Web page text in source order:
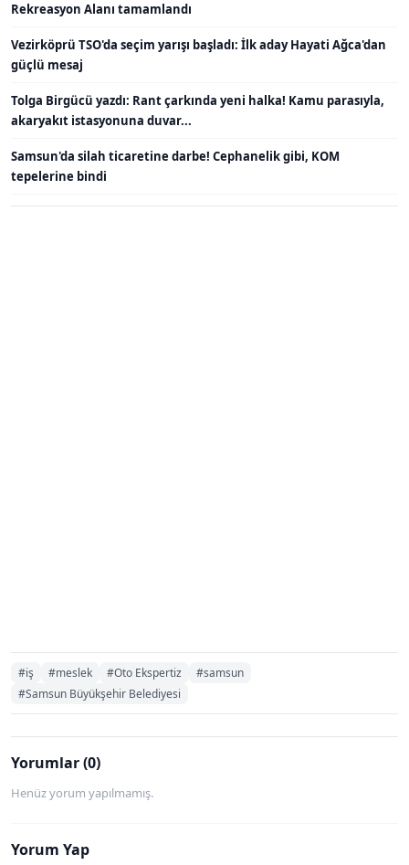
Rekreasyon Alanı tamamlandı
Vezirköprü TSO'da seçim yarışı başladı: İlk aday Hayati Ağca'dan
güçlü mesaj
Tolga Birgücü yazdı: Rant çarkında yeni halka! Kamu parasıyla,
akaryakıt istasyonuna duvar...
Samsun'da silah ticaretine darbe! Cephanelik gibi, KOM
tepelerine bindi
#iş #meslek #Oto Ekspertiz
#samsun
#Samsun Büyükşehir Belediyesi
Yorumlar (0)
Henüz yorum yapılmamış.
Yorum Yap